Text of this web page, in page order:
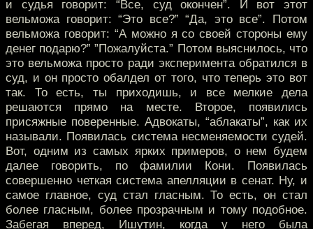
и судья говорит: “Все, суд окончен”. И вот этот
вельможа говорит: “Это все?” “Да, это все”. Потом
вельможа говорит: “А можно я со своей стороны ему
денег подарю?” ”Пожалуйста.” Потом выяснилось, что
это вельможа просто ради эксперимента обратился в
суд, и он просто обалдел от того, что теперь это вот
так. То есть, ты приходишь, и все мелкие дела
решаются прямо на месте. Второе, появились
присяжные поверенные. Адвокаты, “аблакаты”, как их
называли. Появилась система несменяемости судей.
Вот, одним из самых ярких примеров, о нем будем
далее говорить, по фамилии Кони. Появилась
совершенно четкая система апелляции в сенат. Ну, и
самое главное, суд стал гласным. То есть, он стал
более гласным, более прозрачным и тому подобное.
Забегая вперед, Ишутин, когда у него была